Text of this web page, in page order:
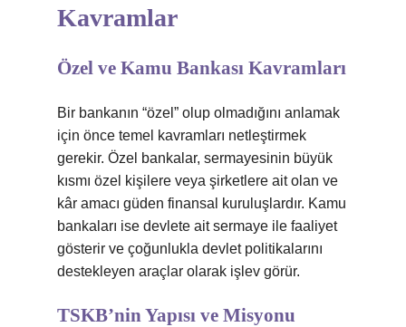
Kavramlar
Özel ve Kamu Bankası Kavramları
Bir bankanın “özel” olup olmadığını anlamak
için önce temel kavramları netleştirmek
gerekir. Özel bankalar, sermayesinin büyük
kısmı özel kişilere veya şirketlere ait olan ve
kâr amacı güden finansal kuruluşlardır. Kamu
bankaları ise devlete ait sermaye ile faaliyet
gösterir ve çoğunlukla devlet politikalarını
destekleyen araçlar olarak işlev görür.
TSKB’nin Yapısı ve Misyonu